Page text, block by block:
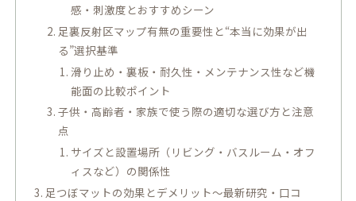
感・刺激度とおすすめシーン
足裏反射区マップ有無の重要性と“本当に効果が出
る”選択基準
滑り止め・裏板・耐久性・メンテナンス性など機
能面の比較ポイント
子供・高齢者・家族で使う際の適切な選び方と注意
点
サイズと設置場所（リビング・バスルーム・オフ
ィスなど）の関係性
足つぼマットの効果とデメリット～最新研究・口コ